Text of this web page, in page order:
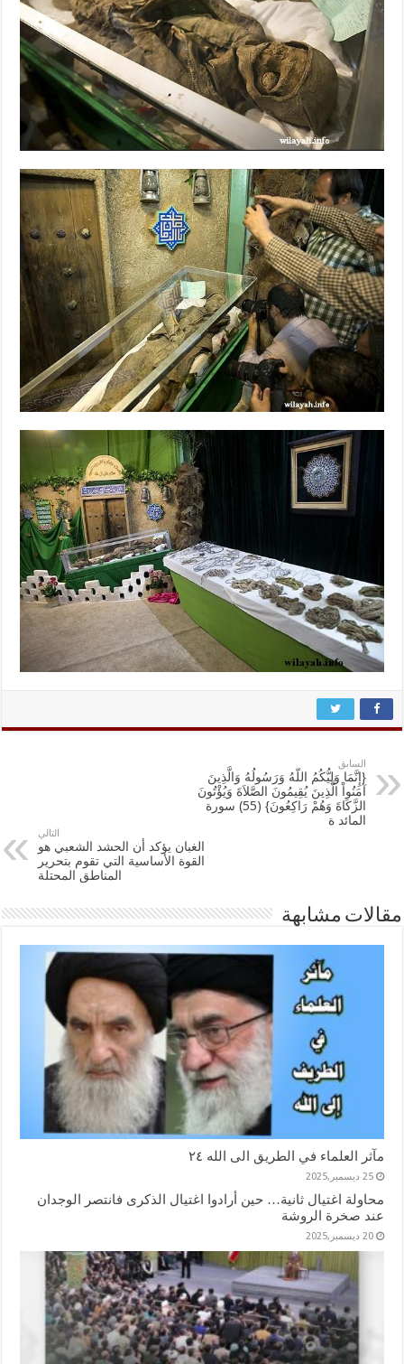
السابق
{إِنَّمَا وَلِيُّكُمُ اللّهُ وَرَسُولُهُ وَالَّذِينَ
آمَنُواْ الَّذِينَ يُقِيمُونَ الصَّلاَةَ وَيُؤْتُونَ
الزَّكَاةَ وَهُمْ رَاكِعُونَ} (55) سورة
المائد ة
التالي
الغبان يؤكد أن الحشد الشعبي هو
القوة الأساسية التي تقوم بتحرير
المناطق المحتلة
مقالات مشابهة
مآثر العلماء في الطريق الى الله ٢٤
25 ديسمبر,2025
محاولة اغتيال ثانية… حين أرادوا اغتيال الذكرى فانتصر الوجدان
عند صخرة الروشة
20 ديسمبر,2025